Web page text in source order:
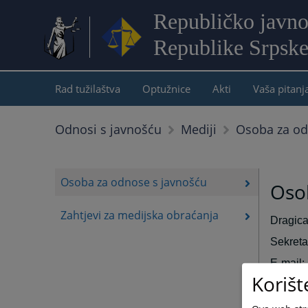
Republičko
Republike Srpske
Rad tužilaštva Optužnice Akti Vaša
Odnosi s javnošću Mediji Osoba za
Osoba za odnose s javnošću
Zahtjevi za medijska obraćanja
E-mail: